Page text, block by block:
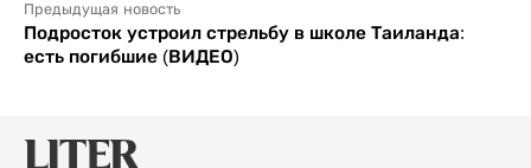
Предыдущая новость
Подросток устроил стрельбу в школе Таиланда:
есть погибшие (ВИДЕО)